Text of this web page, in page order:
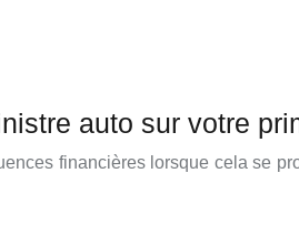
auto sur votre
financières lorsque cela se